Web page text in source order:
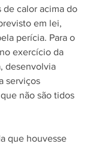
de calor acima do
em lei,
perícia. Para o
exercício da
desenvolvia
serviços
não são tidos
que houvesse